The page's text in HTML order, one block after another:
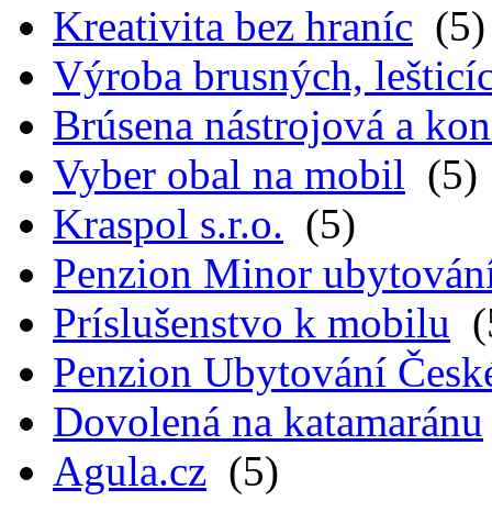
Kreativita bez hraníc (5)
Výroba brusných,
Brúsena nástrojová a
Vyber obal na mobil (5)
Kraspol s.r.o. (5)
Penzion Minor
Príslušenstvo k mobilu
Penzion Ubytování
Dovolená na katamaránu
Agula.cz (5)